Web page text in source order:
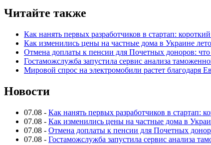
Читайте также
Как нанять первых разработчиков в стартап:
Как изменились цены на частные дома в Украине
Отмена доплаты к пенсии для Почетных доноров:
Гостаможслужба запустила сервис анализа
Мировой спрос на электромобили растет благодаря
Новости
07.08 - Как нанять первых разработчиков в стартап:
07.08 - Как изменились цены на частные дома в
07.08 - Отмена доплаты к пенсии для Почетных
07.08 - Гостаможслужба запустила сервис анализа